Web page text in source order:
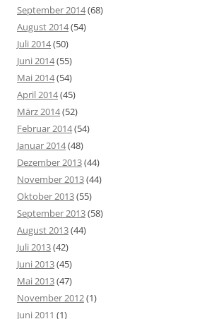
September 2014(68)
August 2014(54)
Juli 2014(50)
Juni 2014(55)
Mai 2014(54)
April 2014(45)
März 2014(52)
Februar 2014(54)
Januar 2014(48)
Dezember 2013(44)
November 2013(44)
Oktober 2013(55)
September 2013(58)
August 2013(44)
Juli 2013(42)
Juni 2013(45)
Mai 2013(47)
November 2012(1)
Juni 2011 (1)